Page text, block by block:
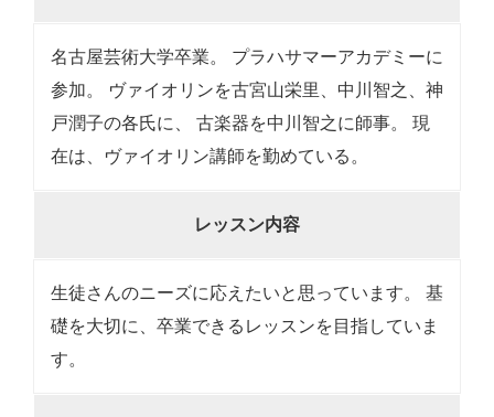
名古屋芸術大学卒業。 プラハサマーアカデミーに
参加。 ヴァイオリンを古宮山栄里、中川智之、神
戸潤子の各氏に、 古楽器を中川智之に師事。 現
在は、ヴァイオリン講師を勤めている。
レッスン内容
生徒さんのニーズに応えたいと思っています。 基
礎を大切に、卒業できるレッスンを目指していま
す。